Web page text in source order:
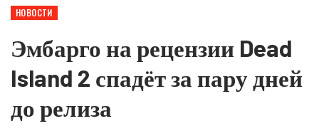
НОВОСТИ
Эмбарго на рецензии Dead
Island 2 спадёт за пару дней
до релиза